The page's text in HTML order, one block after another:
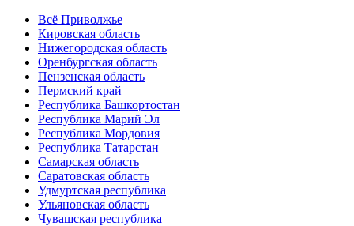
Всё Приволжье
Кировская область
Нижегородская область
Оренбургская область
Пензенская область
Пермский край
Республика Башкортостан
Республика Марий Эл
Республика Мордовия
Республика Татарстан
Самарская область
Саратовская область
Удмуртская республика
Ульяновская область
Чувашская республика